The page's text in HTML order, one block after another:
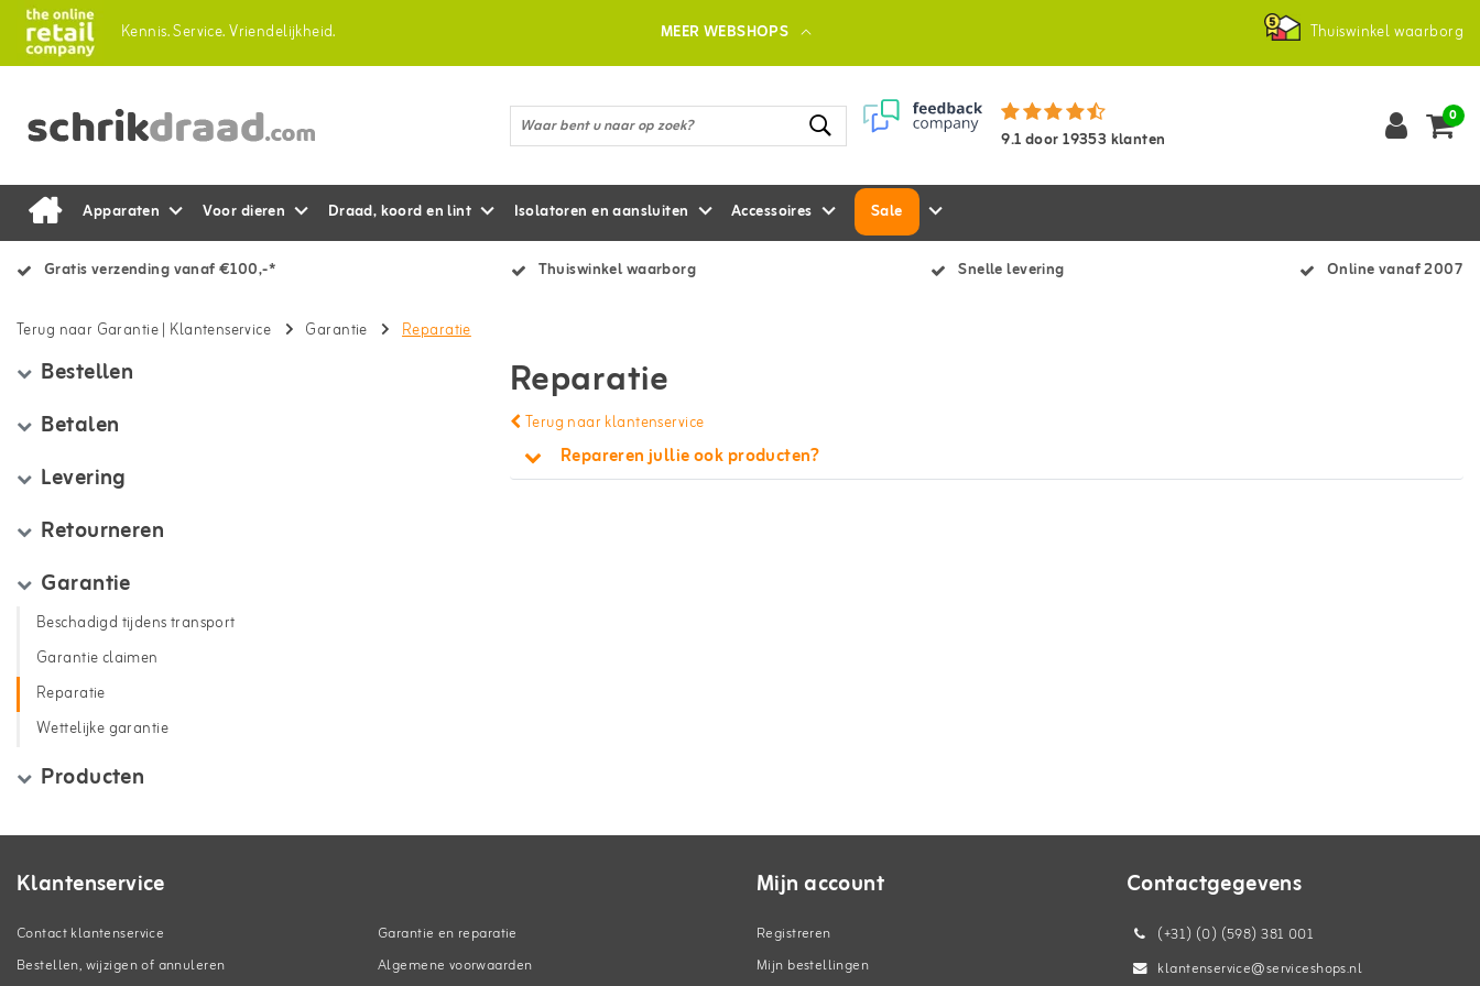
Kennis.Service.Vriendelijkheid. MEER WEBSHOPS Thuiswinkel waarborg
9.1door19353 klanten
0
Apparaten Voor dieren Draad, koord en lint Isolatoren en aansluiten Accessoires Sale
Gratis verzending vanaf €100,-* Thuiswinkel waarborg Snelle levering Online vanaf 2007
Terug naar Garantie| Klantenservice Garantie Reparatie
Bestellen
Betalen
Levering
Retourneren
Garantie
Beschadigd tijdens transport
Garantie claimen
Reparatie
Wettelijke garantie
Producten
Reparatie
Terug naar klantenservice
Repareren jullie ook producten?
Klantenservice
Contact klantenservice
Bestellen, wijzigen of annuleren
Garantie en reparatie
Algemene voorwaarden
Mijn account
Registreren
Mijn bestellingen
Contactgegevens
(+31) (0) (598) 381 001
klantenservice@serviceshops.nl